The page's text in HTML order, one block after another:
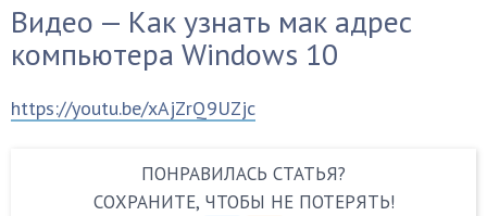
Видео — Как узнать мак адрес
компьютера Windows 10
https://youtu.be/xAjZrQ9UZjc
ПОНРАВИЛАСЬ СТАТЬЯ?
СОХРАНИТЕ, ЧТОБЫ НЕ ПОТЕРЯТЬ!